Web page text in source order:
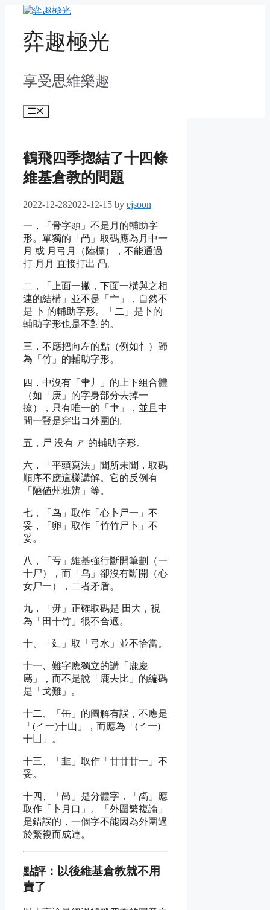
content弈趣極光
享受思維樂趣
Menu
鶴飛四季揔結了十四條
維基倉教的問題
2022-12-282022-12-15 by ejsoon
一，「骨字頭」不是月的輔助字
形。單獨的「冎」取碼應為月中一
月 或 月弓月（陸標），不能通過
打 月月 直接打出 冎。
二，「上面一撇，下面一橫與之相
連的結構」並不是「亠」，自然不
是 卜 的輔助字形。「二」是卜的
輔助字形也是不對的。
三，不應把向左的點（例如忄）歸
為「竹」的輔助字形。
四，中沒有「肀丿」的上下組合體
（如「庚」的字身部分去掉一
捺），只有唯一的「肀」，並且中
間一豎是穿出コ外圍的。
五，尸 没有 ㄕ 的輔助字形。
六，「平頭寫法」聞所未聞，取碼
順序不應這樣講解。它的反例有
「陋値州班辨」等。
七，「鸟」取作「心卜尸一」不
妥，「卵」取作「竹竹尸卜」不
妥。
八，「亐」維基強行斷開筆劃（一
十尸），而「乌」卻沒有斷開（心
女尸一），二者矛盾。
九，「毋」正確取碼是 田大，視
為「田十竹」很不合適。
十、「廴」取「弓水」並不恰當。
十一、難字應獨立的講「鹿慶
廌」，而不是說「鹿去比」的編碼
是「戈難」。
十二、「缶」的圖解有誤，不應是
「(㇒一)十山」，而應為「(㇒一)
十凵」。
十三、「韭」取作「廿廿廿一」不
妥。
十四、「咼」是分體字，「卨」應
取作「卜月口」。「外圍繁複論」
是錯誤的，一個字不能因為外圍過
於繁複而成連。
點評：以後維基倉教就不用
賣了